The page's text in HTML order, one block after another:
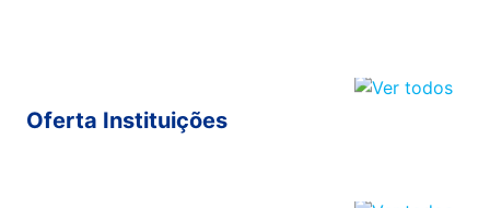
Oferta Instituições